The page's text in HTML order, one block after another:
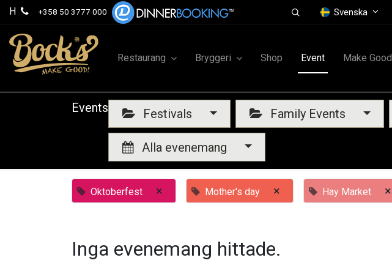
H +358 50 3777 000 Svenska
Restaurang Bryggeri Shop Event Make Good
Events Festivals Family Events
Alla evenemang
Oktoberfest × Mother's day × Hay Market ×
Inga evenemang hittade.